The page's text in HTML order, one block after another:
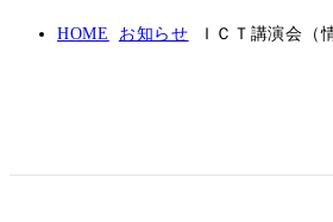
HOME お知らせ ＩＣＴ講演会（